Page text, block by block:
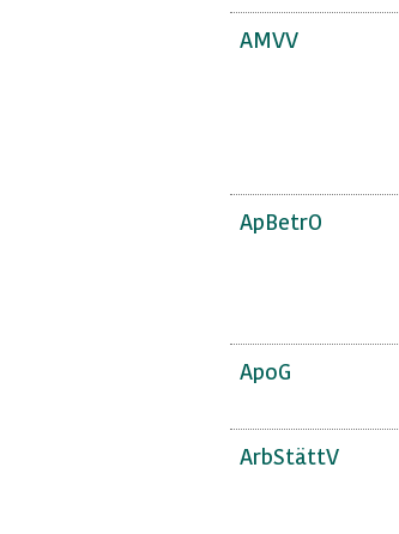
AMVV
ApBetrO
ApoG
ArbStättV